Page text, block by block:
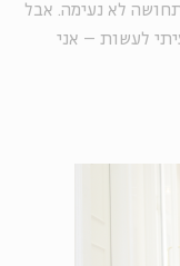
לא נעימה. אבל
לעשות – אני